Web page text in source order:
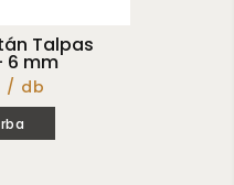
Talpas
6 mm
/ db